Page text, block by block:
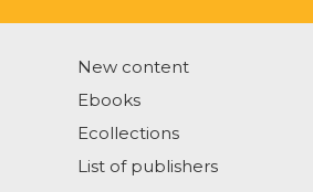
New content
Ebooks
Ecollections
List of publishers